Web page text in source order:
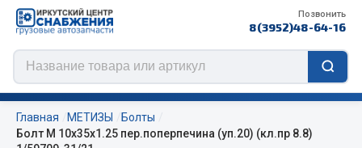
Позвонить
8(3952)48-64-16
Главная МЕТИЗЫ
Болты
Болт М 10х35х1.25 пер.поперпечина (уп.20) (кл.пр 8.8)